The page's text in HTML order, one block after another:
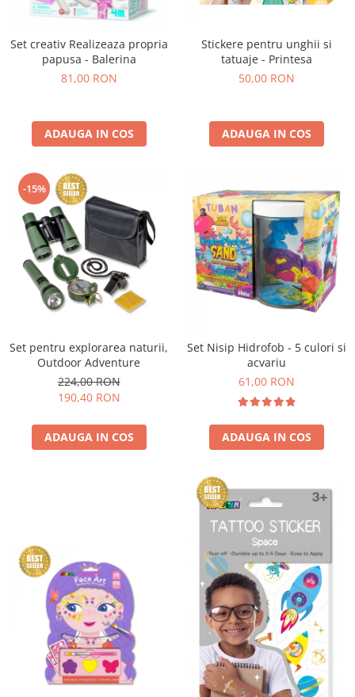
Set creativ Realizeaza propria
papusa - Balerina
81,00 RON
ADAUGA IN COS
Stickere pentru unghii si
tatuaje - Printesa
50,00 RON
ADAUGA IN COS
-15%
Set pentru explorarea naturii,
Outdoor Adventure
224,00 RON
190,40 RON
ADAUGA IN COS
Set Nisip Hidrofob - 5 culori si
acvariu
61,00 RON
ADAUGA IN COS